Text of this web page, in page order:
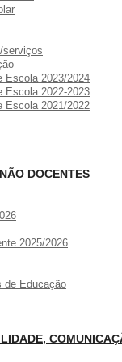
serviços
Escola 2023/2024
Escola 2022-2023
Escola 2021/2022
DOCENTES
2025/2026
de Educação